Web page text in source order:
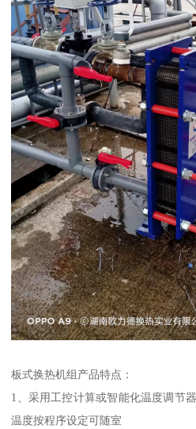
板式换热机组产品特点：
1、采用工控计算或智能化温度调节
温度按程序设定可随室